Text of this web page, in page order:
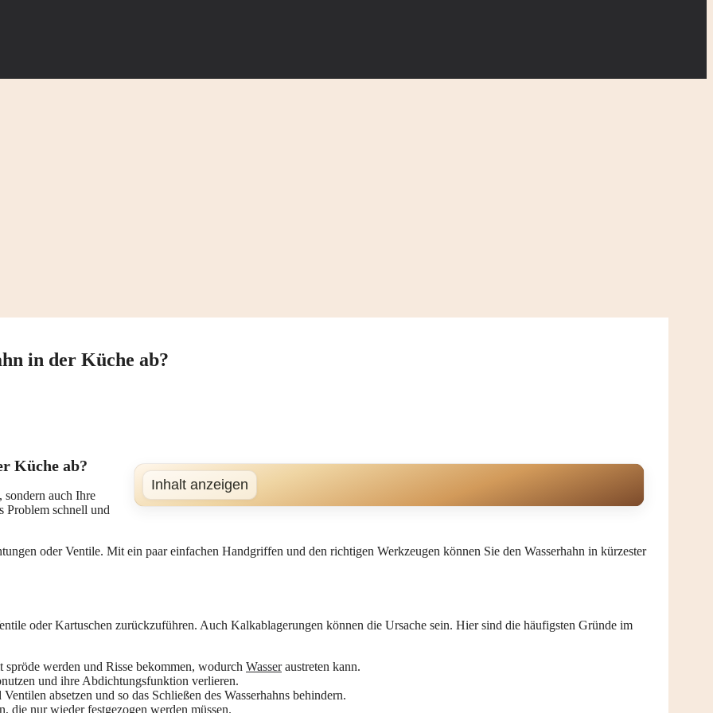
in der Küche ab?
Inhalt anzeigen
Küche ab?
auch Ihre
Problem schnell und
oder Ventile. Mit ein paar einfachen Handgriffen und den richtigen Werkzeugen können Sie den Wasserhahn in kürzester
oder Kartuschen zurückzuführen. Auch Kalkablagerungen können die Ursache sein. Hier sind die häufigsten Gründe im
werden und Risse bekommen, wodurch Wasseraustreten kann.
und ihre Abdichtungsfunktion verlieren.
absetzen und so das Schließen des Wasserhahns behindern.
die nur wieder festgezogen werden müssen.